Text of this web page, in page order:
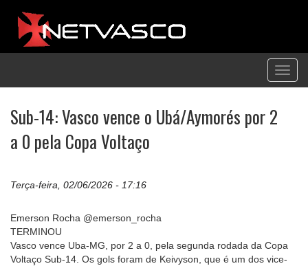
Sub-14: Vasco vence o Ubá/Aymorés por 2
a 0 pela Copa Voltaço
Terça-feira, 02/06/2026 - 17:16
Emerson Rocha @emerson_rocha
TERMINOU
Vasco vence Uba-MG, por 2 a 0, pela segunda rodada da Copa
Voltaço Sub-14. Os gols foram de Keivyson, que é um dos vice-